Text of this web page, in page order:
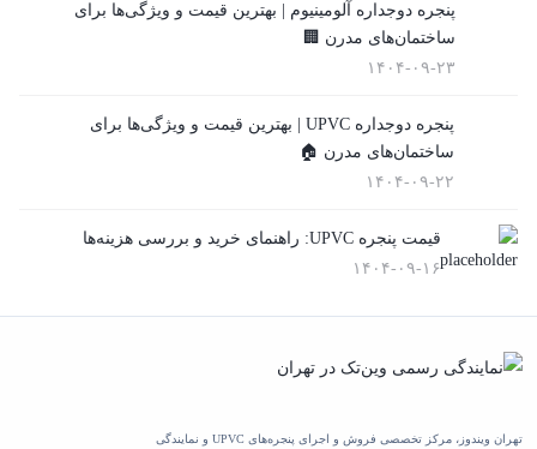
پنجره دوجداره آلومینیوم | بهترین قیمت و ویژگی‌ها برای
ساختمان‌های مدرن 🏢
۱۴۰۴-۰۹-۲۳
پنجره دوجداره UPVC | بهترین قیمت و ویژگی‌ها برای
ساختمان‌های مدرن 🏠
۱۴۰۴-۰۹-۲۲
قیمت پنجره UPVC: راهنمای خرید و بررسی هزینه‌ها
۱۴۰۴-۰۹-۱۶
تهران ویندوز، مرکز تخصصی فروش و اجرای پنجره‌های UPVC و نمایندگی